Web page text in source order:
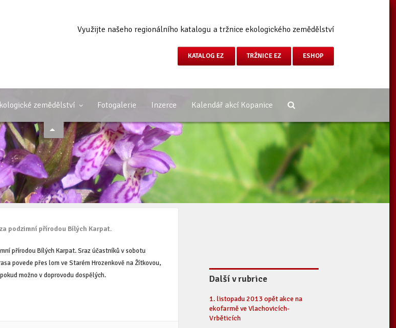
Využijte našeho regionálního katalogu a tržnice ekologického zemědělství
KATALOG EZ TRŽNICE EZ ESHOP
zemědělství Fotogalerie Inzerce Kalendář akcí Kopanice
podzimní přírodou Bílých Karpat.
přírodou Bílých Karpat. Sraz účastníků v sobotu
povede přes lom ve Starém Hrozenkově na Žítkovou,
možno v doprovodu dospělých.
Další v rubrice
1. listopadu 2013 opět akce na
ekofarmě ve Vlachovicích-
Vrběticích